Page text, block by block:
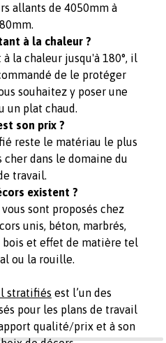
allants de 4050mm à
à la chaleur ?
la chaleur jusqu'à 180°, il
de le protéger
souhaitez y poser une
un plat chaud.
son prix ?
reste le matériau le plus
dans le domaine du
travail.
existent ?
sont proposés chez
unis, béton, marbrés,
et effet de matière tel
ou la rouille.
stratifiés est l’un des
pour les plans de travail
qualité/prix et à son